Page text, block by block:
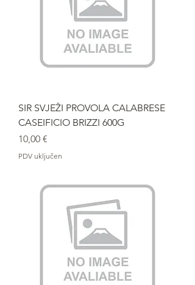
SIR SVJEŽI PROVOLA CALABRESE
CASEIFICIO BRIZZI 600G
Cijena
10,00 €
PDV uključen